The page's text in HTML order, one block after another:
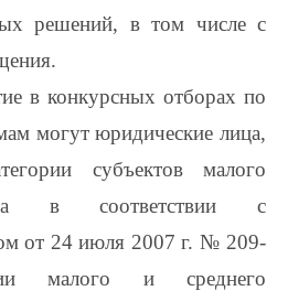
решений, в том числе с
в конкурсных отборах по
могут юридические лица,
субъектов малого
в соответствии с
от 24 июля 2007 г. № 209-
малого и среднего